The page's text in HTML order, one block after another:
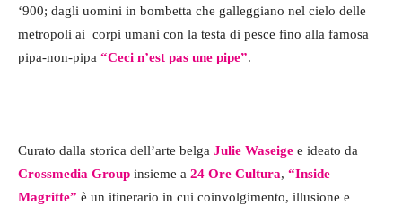
‘900; dagli uomini in bombetta che galleggiano nel cielo delle
metropoli ai corpi umani con la testa di pesce fino alla famosa
pipa-non-pipa “Ceci n’est pas une pipe”.
Curato dalla storica dell’arte belga Julie Waseige e ideato da
Crossmedia Group insieme a 24 Ore Cultura, “Inside
Magritte” è un itinerario in cui coinvolgimento, illusione e